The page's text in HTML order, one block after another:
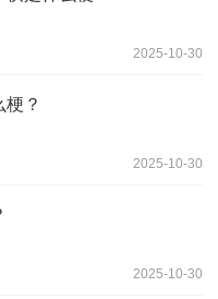
2025-10-30
？
2025-10-30
2025-10-30